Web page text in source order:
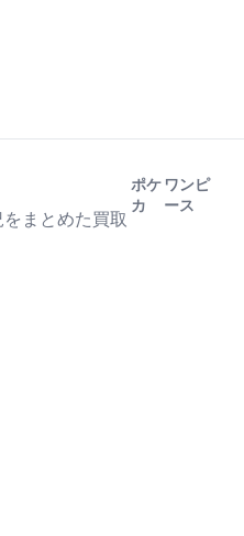
まとめた買取
ポケ
カ
ワンピ
ース